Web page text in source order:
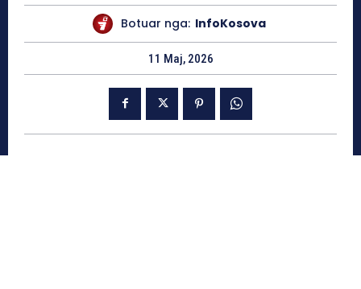
Botuar nga: InfoKosova
11 Maj, 2026